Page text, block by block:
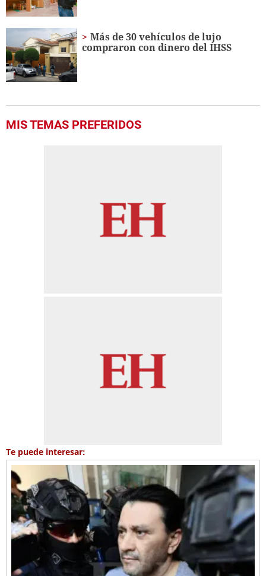
Más de 30 vehículos de lujo
compraron con dinero del IHSS
MIS TEMAS PREFERIDOS
Te puede interesar: